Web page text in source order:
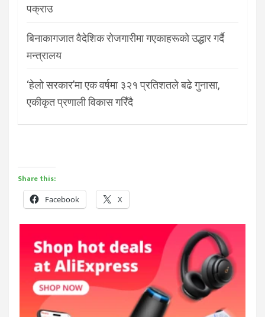
पक्राउ
बिनाकागजात वैदेशिक रोजगारीमा गएकाहरूको उद्धार गर्दै
मन्त्रालय
‘हेलो सरकार’मा एक वर्षमा ३२१ प्रतिशतले बढे गुनासा,
एकीकृत प्रणाली विकास गरिँदै
Share this:
Facebook X